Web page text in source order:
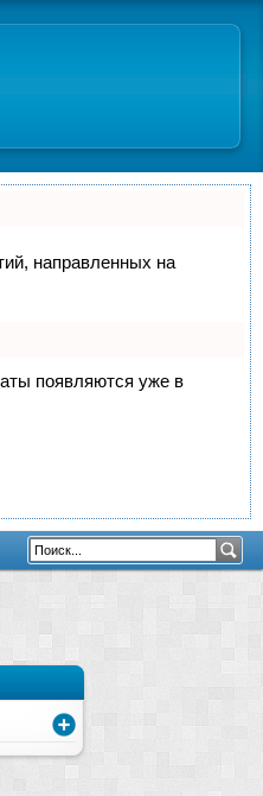
направленных на
появляются уже в